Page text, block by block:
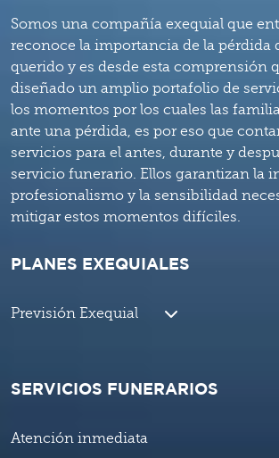
Somos una compañía exequial que
reconoce la importancia de la pérdida
querido y es desde esta comprensión
diseñado un amplio portafolio de
los momentos por los cuales las
ante una pérdida, es por eso que
servicios para el antes, durante y
servicio funerario. Ellos garantizan la
profesionalismo y la sensibilidad
mitigar estos momentos difíciles.
PLANES EXEQUIALES
Previsión Exequial
SERVICIOS FUNERARIOS
Atención inmediata